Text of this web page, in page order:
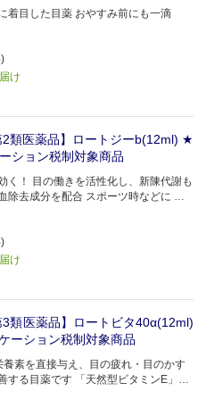
着目した目薬 おやすみ前にも一滴
け
2類医薬品】ロートジーb(12ml) ★
ション税制対象商品
く！ 目の働きを活性化し、新陳代謝も
除去成分を配合 スポーツ時などに 硫
、紫外線などによる炎症も抑制 ドライ
ドライブなど目の疲れを感じたときの
け
3類医薬品】ロートビタ40α(12ml)
ーション税制対象商品
養素を直接与え、目の疲れ・目のかす
する目薬です 「天然型ビタミンE」が
れを緩和。